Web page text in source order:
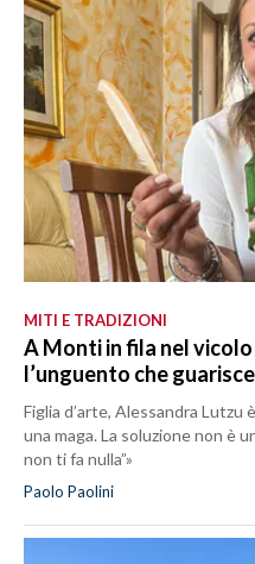
MITI E TRADIZIONI
A Monti in fila nel
l’unguento che
Figlia d’arte, Alessandra Lutzu
una maga. La soluzione non è
non ti fa nulla”»
Paolo Paolini